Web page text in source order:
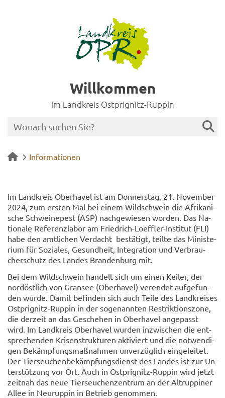
Willkommen
im Landkreis Ostprignitz-Ruppin
Informationen
Im Land­kreis Ober­ha­vel ist am Don­ners­tag, 21. No­vem­ber
2024, zum ers­ten Mal bei einem Wild­schwein die Afri­ka­ni­
sche Schwei­ne­pest (ASP) nach­ge­wie­sen wor­den. Das Na­
tio­na­le Re­fe­renz­la­bor am Friedrich-​Loeffler-Institut (FLI)
habe den amt­li­chen Ver­dacht be­stä­tigt, teil­te das Mi­nis­te­
ri­um für So­zia­les, Ge­sund­heit, In­te­gra­ti­on und Ver­brau­
cher­schutz des Lan­des Bran­den­burg mit.
Bei dem Wild­schwein han­delt sich um einen Kei­ler, der
nord­öst­lich von Gran­see (Ober­ha­vel) ver­en­det auf­ge­fun­
den wurde. Damit be­fin­den sich auch Teile des Land­krei­ses
Ostprignitz-​Ruppin in der so­ge­nann­ten Re­strik­ti­ons­zo­ne,
die der­zeit an das Ge­sche­hen in Ober­ha­vel an­ge­passt
wird. Im Land­kreis Ober­ha­vel wur­den in­zwi­schen die ent­
spre­chen­den Kri­sen­struk­tu­ren ak­ti­viert und die not­wen­di­
gen Be­kämp­fungs­maß­nah­men un­ver­züg­lich ein­ge­lei­tet.
Der Tier­seu­chen­be­kämp­fungs­dienst des Lan­des ist zur Un­
ter­stüt­zung vor Ort. Auch in Ostprignitz-​Ruppin wird jetzt
zeit­nah das neue Tier­seu­chen­zen­trum an der Al­trup­pi­ner
Allee in Neu­rup­pin in Be­trieb ge­nom­men.